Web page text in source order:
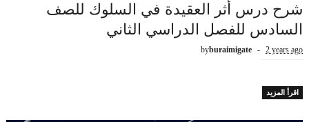
شرح درس أثر العقيدة في السلوك للصف
السادس للفصل الدراسي الثاني
byburaimigate 2 years ago
اقرأ المزيد